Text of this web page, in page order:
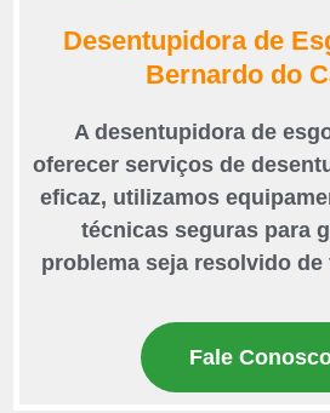
Desentupidora de
Bernardo do
A desentupidora de
oferecer serviços de
eficaz, utilizamos
técnicas seguras para
problema seja resolvido de
Fale